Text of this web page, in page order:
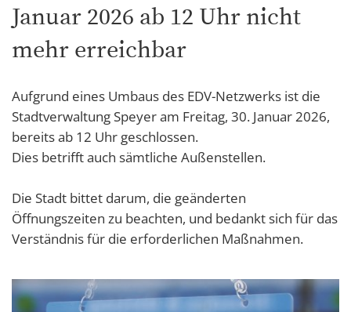
Januar 2026 ab 12 Uhr nicht
mehr erreichbar
Aufgrund eines Umbaus des EDV-Netzwerks ist die
Stadtverwaltung Speyer am Freitag, 30. Januar 2026,
bereits ab 12 Uhr geschlossen.
Dies betrifft auch sämtliche Außenstellen.
Die Stadt bittet darum, die geänderten
Öffnungszeiten zu beachten, und bedankt sich für das
Verständnis für die erforderlichen Maßnahmen.